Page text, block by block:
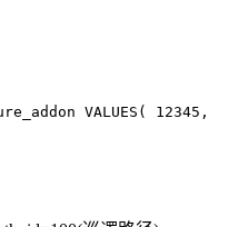
VALUES ( 12345 ,